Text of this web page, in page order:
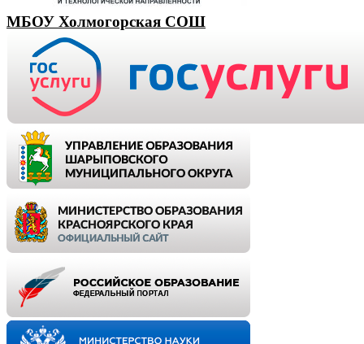
МБОУ Холмогорская СОШ